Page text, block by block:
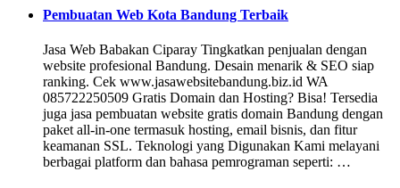
Pembuatan Web Kota Bandung Terbaik
Jasa Web Babakan Ciparay Tingkatkan penjualan dengan
website profesional Bandung. Desain menarik & SEO siap
ranking. Cek www.jasawebsitebandung.biz.id WA
085722250509 Gratis Domain dan Hosting? Bisa! Tersedia
juga jasa pembuatan website gratis domain Bandung dengan
paket all-in-one termasuk hosting, email bisnis, dan fitur
keamanan SSL. Teknologi yang Digunakan Kami melayani
berbagai platform dan bahasa pemrograman seperti: …